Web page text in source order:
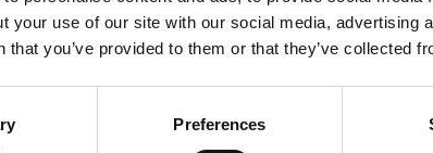
your use of our site with our social media, advertising
that you’ve provided to them or that they’ve collected
Preferences